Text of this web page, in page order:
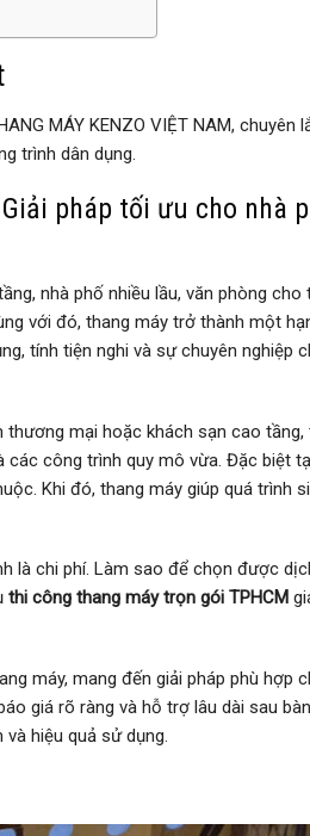
MÁY KENZO VIỆT NAM, chuyên
trình dân dụng.
pháp tối ưu cho nhà
nhà phố nhiều lầu, văn phòng cho
với đó, thang máy trở thành một
tính tiện nghi và sự chuyên nghiệp
mại hoặc khách sạn cao tầng,
công trình quy mô vừa. Đặc biệt
Khi đó, thang máy giúp quá trình
là chi phí. Làm sao để chọn được
thi công thang máy trọn gói TPHCM
máy, mang đến giải pháp phù hợp
giá rõ ràng và hỗ trợ lâu dài sau
hiệu quả sử dụng.